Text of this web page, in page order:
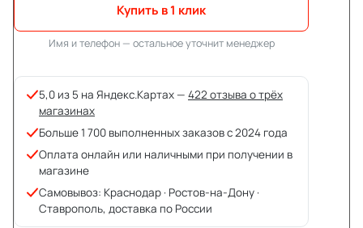
Купить в 1 клик
Имя и телефон — остальное уточнит менеджер
5,0 из 5 на Яндекс.Картах — 422 отзыва о трёх
магазинах
Больше 1 700 выполненных заказов с 2024 года
Оплата онлайн или наличными при получении в
магазине
Самовывоз: Краснодар · Ростов-на-Дону ·
Ставрополь, доставка по России